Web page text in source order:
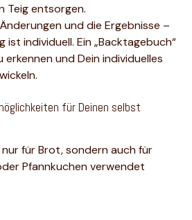
Teig entsorgen.
und die Ergebnisse –
ist individuell. Ein „Backtagebuch“
erkennen und Dein individuelles
für Deinen selbst
für Brot, sondern auch für
Pfannkuchen verwendet